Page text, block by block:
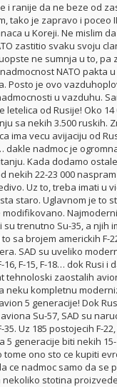
i ranije da ne beze od
tako je zapravo i poceo
u Koreji. Ne mislim
zastitio svaku svoju
ne sumnja u to, pa
NATO pakta
Posto je ovo
u vazduhu.
letelica od Rusije! Oko 14
sa nekih 3.500 ruskih.
ima vecu avijaciju od
dakle nadmoc je
Kada dodamo
nekih 22-23 000
Uz to, treba imati u
staro. Uglavnom je to
modifikovano.
trenutno Su-35, a njih
sa brojem americkih F-
SAD su uveliko
16, F-15, F-18… dok Rusi i
tehnoloski zaostalih
neku kompletnu
5 generacije! Dok
Su-57, SAD su
35. Uz 185 postojecih F-
5 generacije biti nekih
tome ono sto ce kupiti
ce nadmoc samo da se
nekoliko stotina